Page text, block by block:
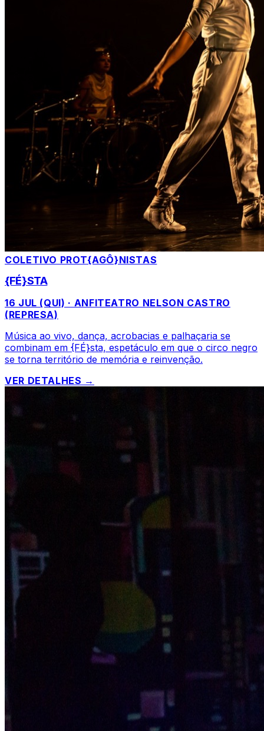
COLETIVO PROT{AGÔ}NISTAS
{FÉ}STA
16 JUL (QUI) · ANFITEATRO NELSON CASTRO
(REPRESA)
Música ao vivo, dança, acrobacias e palhaçaria se
combinam em {FÉ}sta, espetáculo em que o circo negro
se torna território de memória e reinvenção.
VER DETALHES →